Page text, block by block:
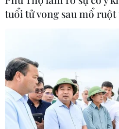
Máy bay chở khách nội địa
04/08/2026 01:25
Xem
tuổi tử vong sau mổ ruột